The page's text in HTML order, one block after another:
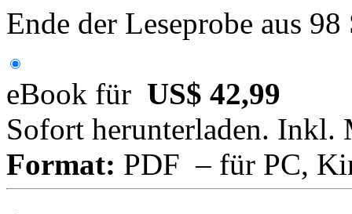
Ende der Leseprobe aus
eBook für US$ 42,99
Sofort herunterladen. Inkl.
Format: PDF – für PC,